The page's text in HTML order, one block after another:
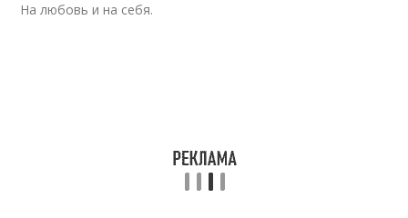
На любовь и на себя.